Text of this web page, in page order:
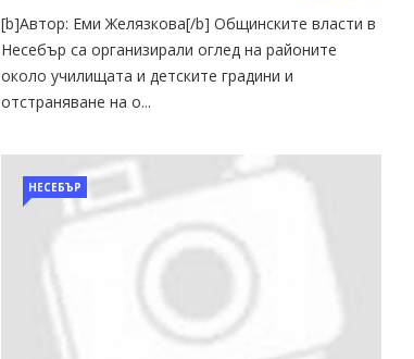
[b]Автор: Еми Желязкова[/b] Общинските власти в
Несебър са организирали оглед на районите
около училищата и детските градини и
отстраняване на о...
НЕСЕБЪР